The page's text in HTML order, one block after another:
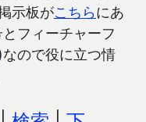
示板がこちらにあ
フィーチャーフ
なので役に立つ情